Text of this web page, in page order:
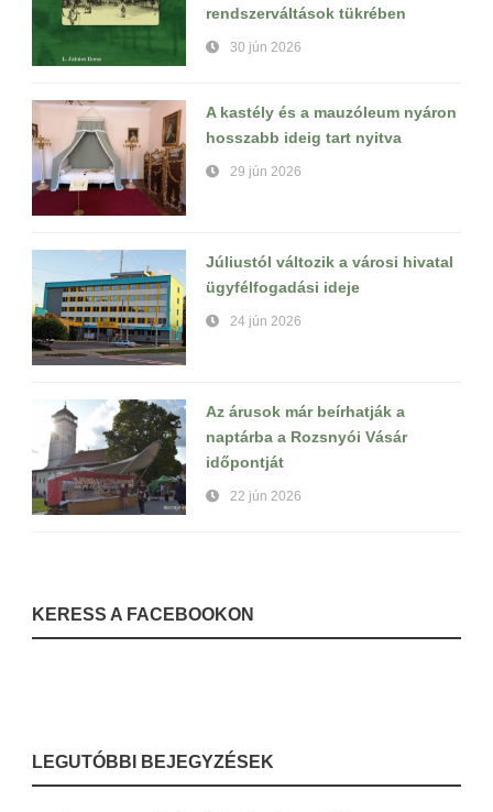
rendszerváltások tükrében
30 jún 2026
A kastély és a mauzóleum nyáron
hosszabb ideig tart nyitva
29 jún 2026
Júliustól változik a városi hivatal
ügyfélfogadási ideje
24 jún 2026
Az árusok már beírhatják a
naptárba a Rozsnyói Vásár
időpontját
22 jún 2026
KERESS A FACEBOOKON
LEGUTÓBBI BEJEGYZÉSEK